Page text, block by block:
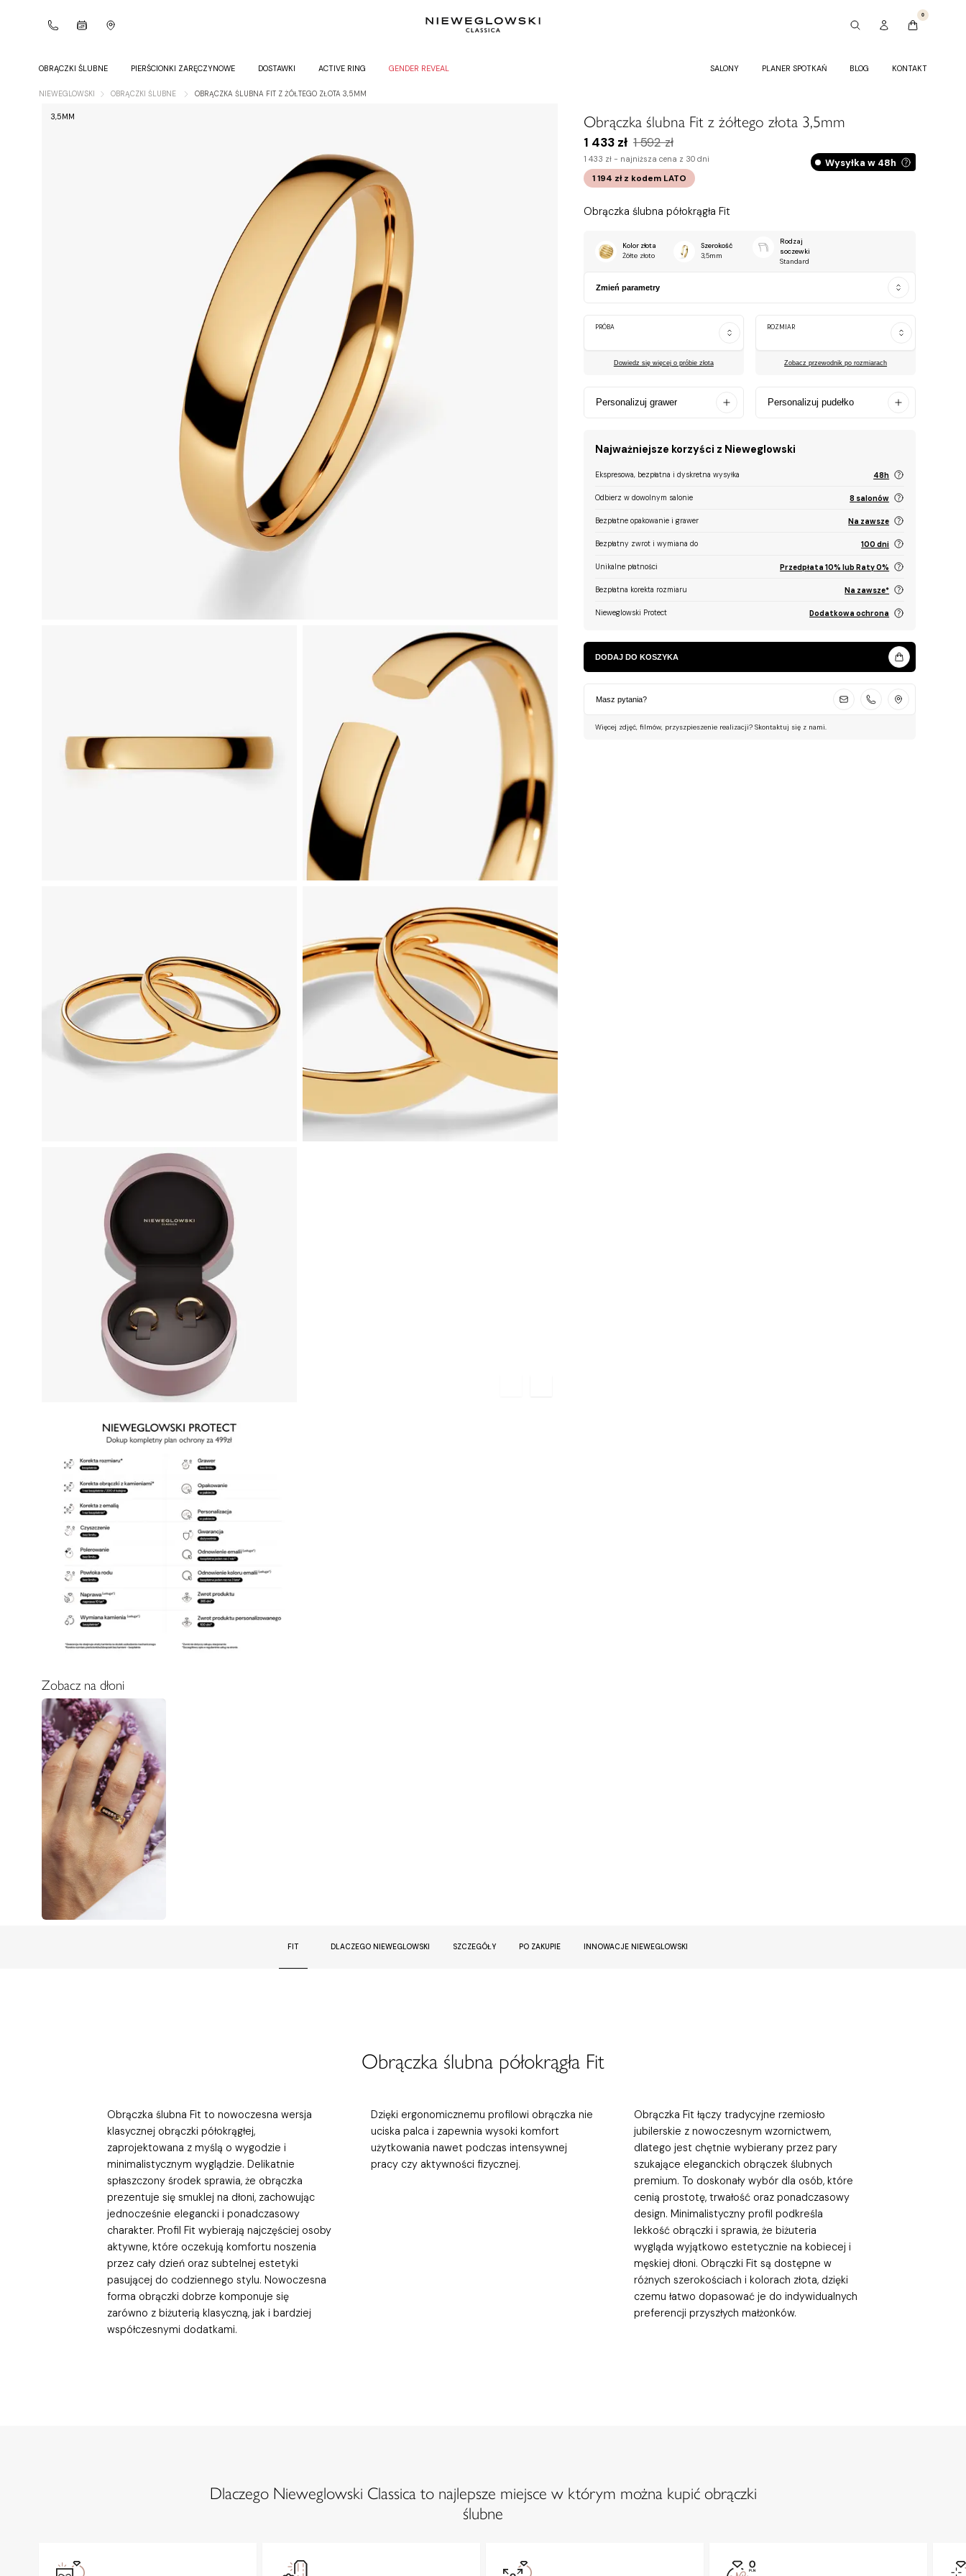
0
OBRĄCZKI ŚLUBNE PIERŚCIONKI ZARĘCZYNOWE DOSTAWKI ACTIVE RING GENDER REVEAL SALONY PLANER SPOTKAŃ BLOG KONTAKT
NIEWEGLOWSKI OBRĄCZKI ŚLUBNE OBRĄCZKA ŚLUBNA FIT Z ŻÓŁTEGO ZŁOTA 3,5MM
3,5MM
Zobacz na dłoni
Obrączka ślubna Fit z żółtego złota 3,5mm
1 433 zł 1 592 zł
1 433 zł - najniższa cena z 30 dni
1 194 zł z kodemLATO
Wysyłka w 48h
Obrączka ślubna półokrągła Fit
Kolor złota
Żółte złoto
Szerokość
3,5mm
Rodzaj
soczewki
Standard
Zmień parametry
PRÓBA
Dowiedz się więcej o próbie złota
ROZMIAR
Zobacz przewodnik po rozmiarach
Personalizuj grawer Personalizuj pudełko
Najważniejsze korzyści z Nieweglowski
Ekspresowa, bezpłatna i dyskretna wysyłka 48h
Odbierz w dowolnym salonie 8 salonów
Bezpłatne opakowanie i grawer Na zawsze
Bezpłatny zwrot i wymiana do 100 dni
Unikalne płatności Przedpłata 10% lub Raty 0%
Bezpłatna korekta rozmiaru Na zawsze*
Nieweglowski Protect Dodatkowa ochrona
DODAJ DO KOSZYKA
Masz pytania?
Więcej zdjęć, filmów, przyszpieszenie realizacji? Skontaktuj się z nami.
FIT DLACZEGO NIEWEGLOWSKI SZCZEGÓŁY PO ZAKUPIE INNOWACJE NIEWEGLOWSKI
Obrączka ślubna półokrągła Fit
Obrączka ślubna Fit to nowoczesna wersja
klasycznej obrączki półokrągłej,
zaprojektowana z myślą o wygodzie i
minimalistycznym wyglądzie. Delikatnie
spłaszczony środek sprawia, że obrączka
prezentuje się smuklej na dłoni, zachowując
jednocześnie elegancki i ponadczasowy
charakter. Profil Fit wybierają najczęściej osoby
aktywne, które oczekują komfortu noszenia
przez cały dzień oraz subtelnej estetyki
pasującej do codziennego stylu. Nowoczesna
forma obrączki dobrze komponuje się
zarówno z biżuterią klasyczną, jak i bardziej
współczesnymi dodatkami.
Dzięki ergonomicznemu profilowi obrączka nie
uciska palca i zapewnia wysoki komfort
użytkowania nawet podczas intensywnej
pracy czy aktywności fizycznej.
Obrączka Fit łączy tradycyjne rzemiosło
jubilerskie z nowoczesnym wzornictwem,
dlatego jest chętnie wybierany przez pary
szukające eleganckich obrączek ślubnych
premium. To doskonały wybór dla osób, które
cenią prostotę, trwałość oraz ponadczasowy
design. Minimalistyczny profil podkreśla
lekkość obrączki i sprawia, że biżuteria
wygląda wyjątkowo estetycznie na kobiecej i
męskiej dłoni. Obrączki Fit są dostępne w
różnych szerokościach i kolorach złota, dzięki
czemu łatwo dopasować je do indywidualnych
preferencji przyszłych małżonków.
Dlaczego Nieweglowski Classica to najlepsze miejsce w którym można kupić obrączki
ślubne